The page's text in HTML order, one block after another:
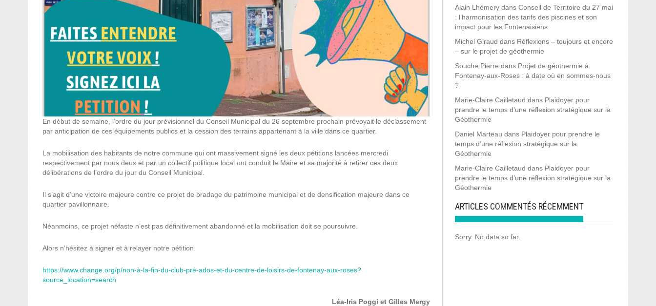
En début de semaine, l’ordre du jour prévisionnel du Conseil Municipal du 26 septembre prochain prévoyait le déclassement
par anticipation de ces équipements publics et la cession des terrains appartenant à la ville dans ce quartier.
La mobilisation des habitants de notre commune qui ont massivement signé les deux pétitions lancées mercredi
respectivement par nous deux et par un collectif politique local ont conduit le Maire et sa majorité à retirer ces deux
délibérations de l’ordre du jour du Conseil Municipal.
Il s’agit d’une victoire majeure contre ce projet de bradage du patrimoine municipal et de densification majeure dans ce
quartier pavillonnaire.
Néanmoins, ce projet néfaste n’est pas définitivement abandonné et la mobilisation doit se poursuivre.
Alors n’hésitez à signer et à relayer notre pétition.
https://www.change.org/p/non-à-la-fin-du-club-pré-ados-et-du-centre-de-loisirs-de-fontenay-aux-roses?
source_location=search
Léa-Iris Poggi et Gilles Mergy
Alain Lhémery dans Conseil de Territoire du 27 mai
: l’harmonisation des tarifs des piscines et son
impact pour les Fontenaisiens
Michel Giraud dans Réflexions – toujours et encore
– sur le projet de géothermie
Souche Pierre dans Projet de géothermie à
Fontenay-aux-Roses : à date où en sommes-nous
?
Marie-Claire Cailletaud dans Plaidoyer pour
prendre le temps d’une réflexion stratégique sur la
Géothermie
Daniel Marteau dans Plaidoyer pour prendre le
temps d’une réflexion stratégique sur la
Géothermie
Marie-Claire Cailletaud dans Plaidoyer pour
prendre le temps d’une réflexion stratégique sur la
Géothermie
ARTICLES COMMENTÉS RÉCEMMENT
Sorry. No data so far.